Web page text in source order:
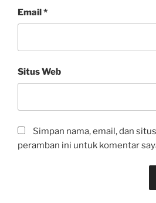
Email*
Situs Web
Simpan nama, email, dan
peramban ini untuk komentar